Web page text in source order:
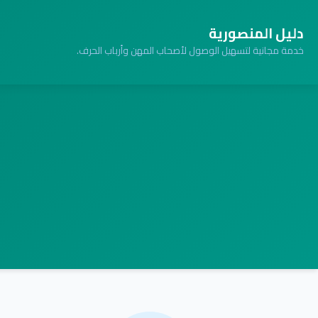
دليل المنصورية
خدمة مجانية لتسهيل الوصول لأصحاب المهن وأرباب الحرف.